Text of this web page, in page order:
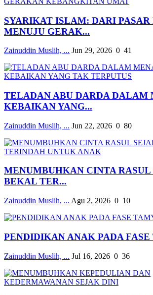
SYARIKAT ISLAM: DARI
MENUJU GERAK...
Zainuddin Muslih, ... Jun 29, 2026 0 41
TELADAN ABU DARDA DALAM
KEBAIKAN YANG...
Zainuddin Muslih, ... Jun 22, 2026 0 80
MENUMBUHKAN CINTA
BEKAL TER...
Zainuddin Muslih, ... Agu 2, 2026 0 10
PENDIDIKAN ANAK PADA
Zainuddin Muslih, ... Jul 16, 2026 0 36